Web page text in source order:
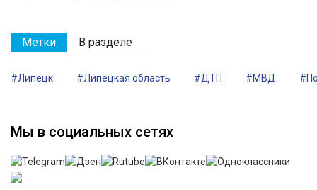
Метки В разделе
#Липецк #Липецкая область #ДТП #МВД
Мы в социальных сетях